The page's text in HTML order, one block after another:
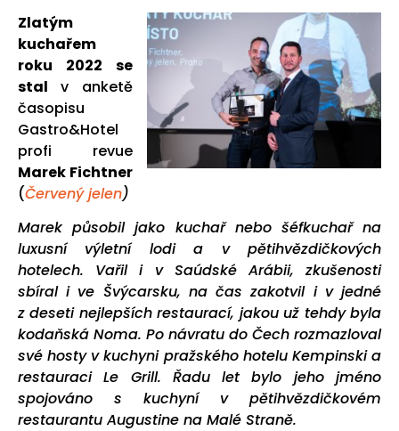
Zlatým
kuchařem
roku 2022 se
stal v anketě
časopisu
Gastro&Hotel
profi revue
Marek Fichtner
(Červený jelen)
Marek působil jako kuchař nebo šéfkuchař na
luxusní výletní lodi a v pětihvězdičkových
hotelech. Vařil i v Saúdské Arábii, zkušenosti
sbíral i ve Švýcarsku, na čas zakotvil i v jedné
z deseti nejlepších restaurací, jakou už tehdy byla
kodaňská Noma. Po návratu do Čech rozmazloval
své hosty v kuchyni pražského hotelu Kempinski a
restauraci Le Grill. Řadu let bylo jeho jméno
spojováno s kuchyní v pětihvězdičkovém
restaurantu Augustine na Malé Straně.